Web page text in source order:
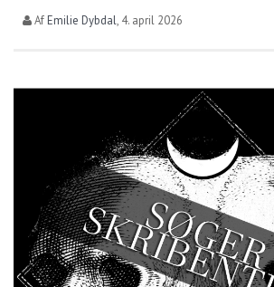
AfEmilie Dybdal, 4. april 2026